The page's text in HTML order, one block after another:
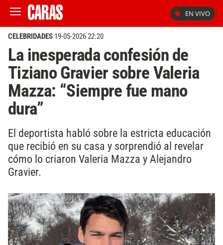
EN VIVO
CELEBRIDADES 19-05-2026 22:20
La inesperada confesión de
Tiziano Gravier sobre Valeria
Mazza: “Siempre fue mano
dura”
El deportista habló sobre la estricta educación
que recibió en su casa y sorprendió al revelar
cómo lo criaron Valeria Mazza y Alejandro
Gravier.